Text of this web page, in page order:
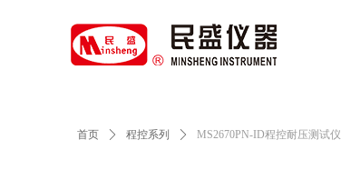
首页 ꄲ 程控系列 ꄲ MS2670PN-ID程控耐压测试仪